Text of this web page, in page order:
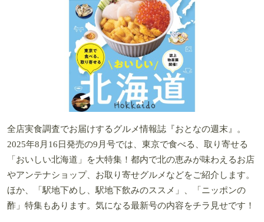
全店実食調査でお届けするグルメ情報誌『おとなの週末』。
2025年8月16日発売の9月号では、東京で食べる、取り寄せる
「おいしい北海道」を大特集！都内で北の恵みが味わえるお店
やアンテナショップ、お取り寄せグルメなどをご紹介します。
ほか、「駅地下めし、駅地下飲みのススメ」、「ニッポンの
酢」特集もあります。気になる最新号の内容をチラ見せです！